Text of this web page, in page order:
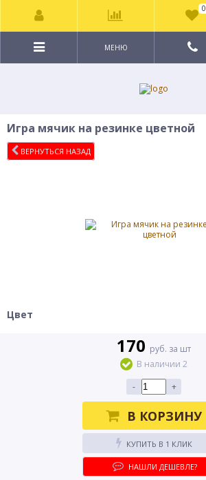
МЕНЮ
Игра мячик на резинке цветной
ВЕРНУТЬСЯ НАЗАД
Цвет
170 руб. за шт
В наличии 2
-
+
В КОРЗИНУ
КУПИТЬ В 1 КЛИК
НАШЛИ ДЕШЕВЛЕ?
0